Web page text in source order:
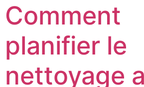
Comment
planifier le
nettoyage